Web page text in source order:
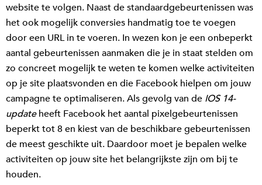
website te volgen. Naast de standaardgebeurtenissen was
het ook mogelijk conversies handmatig toe te voegen
door een URL in te voeren. In wezen kon je een onbeperkt
aantal gebeurtenissen aanmaken die je in staat stelden om
zo concreet mogelijk te weten te komen welke activiteiten
op je site plaatsvonden en die Facebook hielpen om jouw
campagne te optimaliseren. Als gevolg van de IOS 14-
updateheeft Facebook het aantal pixelgebeurtenissen
beperkt tot 8 en kiest van de beschikbare gebeurtenissen
de meest geschikte uit. Daardoor moet je bepalen welke
activiteiten op jouw site het belangrijkste zijn om bij te
houden.